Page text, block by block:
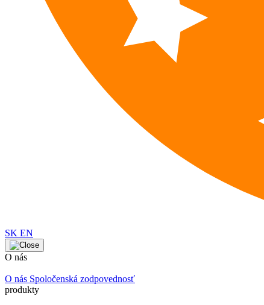
SK EN
O nás
O nás Spoločenská zodpovednosť
produkty